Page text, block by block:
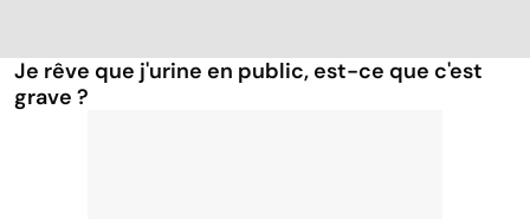
Je rêve que j'urine en public, est-ce que c'est
grave ?